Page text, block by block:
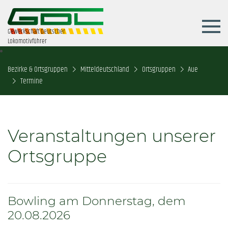
Gewerkschaft Deutscher
Lokomotivführer
Bezirke & Ortsgruppen Mitteldeutschland Ortsgruppen
Aue
Termine
Veranstaltungen unserer
Ortsgruppe
Bowling am Donnerstag, dem
20.08.2026